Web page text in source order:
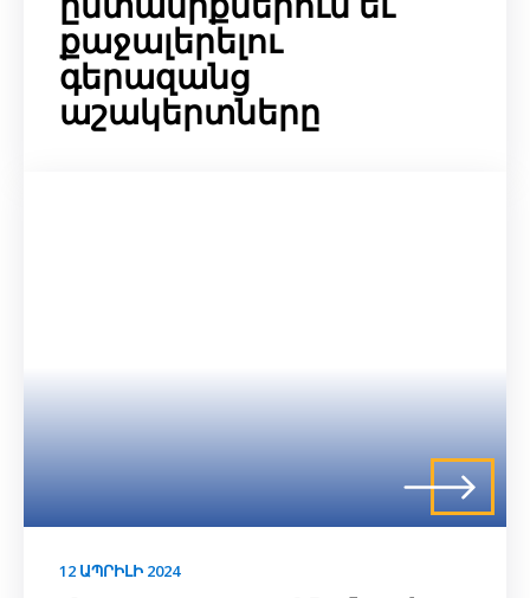
քաջալերելու
գերազանց
աշակերտները
12 ԱՊՐԻԼԻ 2024